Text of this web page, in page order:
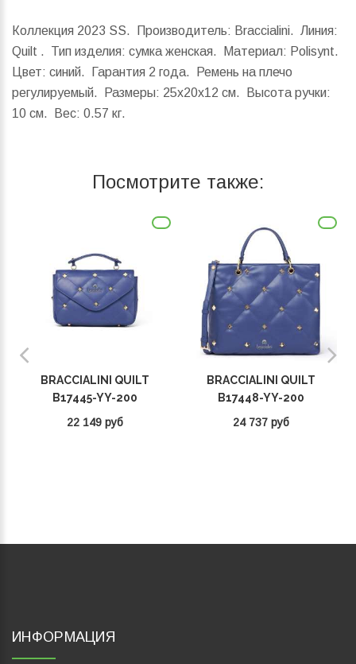
Коллекция 2023 SS. Производитель: Braccialini. Линия:
Quilt . Тип изделия: сумка женская. Материал: Polisynt.
Цвет: синий. Гарантия 2 года. Ремень на плечо
регулируемый.
Размеры: 25x20x12 см.
Высота ручки:
10 см.
Вес: 0.57 кг.
Посмотрите также:
BRACCIALINI QUILT
B17445-YY-200
22 149 руб
BRACCIALINI QUILT
B17448-YY-200
24 737 руб
ИНФОРМАЦИЯ